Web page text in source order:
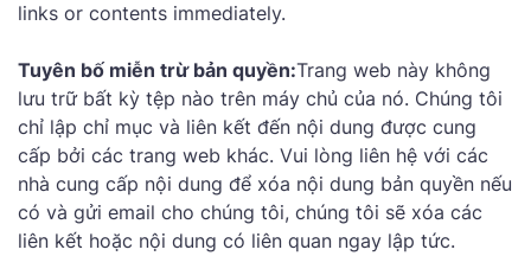
links or contents immediately.
Tuyên bố miễn trừ bản quyền:Trang web này không
lưu trữ bất kỳ tệp nào trên máy chủ của nó. Chúng tôi
chỉ lập chỉ mục và liên kết đến nội dung được cung
cấp bởi các trang web khác. Vui lòng liên hệ với các
nhà cung cấp nội dung để xóa nội dung bản quyền nếu
có và gửi email cho chúng tôi, chúng tôi sẽ xóa các
liên kết hoặc nội dung có liên quan ngay lập tức.